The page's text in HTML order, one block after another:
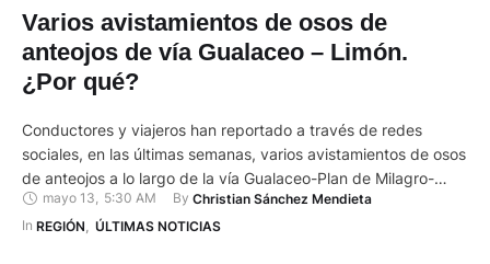
Varios avistamientos de osos de
anteojos de vía Gualaceo – Limón.
¿Por qué?
Conductores y viajeros han reportado a través de redes
sociales, en las últimas semanas, varios avistamientos de osos
de anteojos a lo largo de la vía Gualaceo-Plan de Milagro-
Limón, que atraviesa zonas de alta biodiversidad. Algunos
conductores incluso han logrado grabar videos y tomar
mayo 13, 5:30 AM By Christian Sánchez Mendieta
In REGIÓN ÚLTIMAS NOTICIAS